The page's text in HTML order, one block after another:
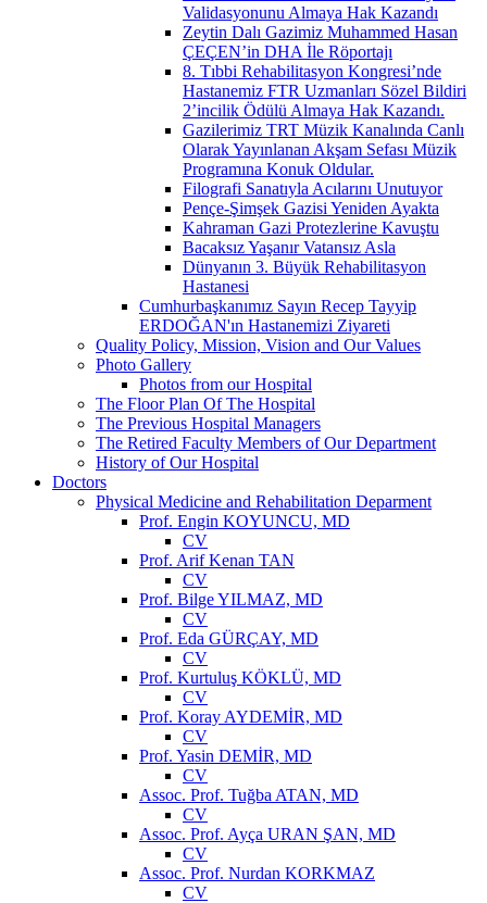
Validasyonunu Almaya Hak Kazandı
Zeytin Dalı Gazimiz Muhammed Hasan
ÇEÇEN’in DHA İle Röportajı
8. Tıbbi Rehabilitasyon Kongresi’nde
Hastanemiz FTR Uzmanları Sözel Bildiri
2’incilik Ödülü Almaya Hak Kazandı.
Gazilerimiz TRT Müzik Kanalında Canlı
Olarak Yayınlanan Akşam Sefası Müzik
Programına Konuk Oldular.
Filografi Sanatıyla Acılarını Unutuyor
Pençe-Şimşek Gazisi Yeniden Ayakta
Kahraman Gazi Protezlerine Kavuştu
Bacaksız Yaşanır Vatansız Asla
Dünyanın 3. Büyük Rehabilitasyon
Hastanesi
Cumhurbaşkanımız Sayın Recep Tayyip
ERDOĞAN'ın Hastanemizi Ziyareti
Quality Policy, Mission, Vision and Our Values
Photo Gallery
Photos from our Hospital
The Floor Plan Of The Hospital
The Previous Hospital Managers
The Retired Faculty Members of Our Department
History of Our Hospital
Doctors
Physical Medicine and Rehabilitation Deparment
Prof. Engin KOYUNCU, MD
CV
Prof. Arif Kenan TAN
CV
Prof. Bilge YILMAZ, MD
CV
Prof. Eda GÜRÇAY, MD
CV
Prof. Kurtuluş KÖKLÜ, MD
CV
Prof. Koray AYDEMİR, MD
CV
Prof. Yasin DEMİR, MD
CV
Assoc. Prof. Tuğba ATAN, MD
CV
Assoc. Prof. Ayça URAN ŞAN, MD
CV
Assoc. Prof. Nurdan KORKMAZ
CV